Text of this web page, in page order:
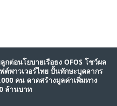
กต่อนโยบายเรือธง OFOS โชว์ผล
ต์พาวเวอร์ไทย ปั้นทักษะบุคลากร
คน คาดสร้างมูลค่าเพิ่มทาง
ล้านบาท